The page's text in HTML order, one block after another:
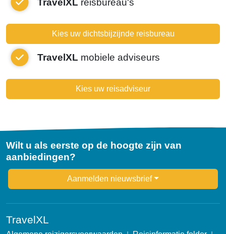
TravelXL reisbureau's
Kies uw dichtsbijzijnde reisbureau
TravelXL mobiele adviseurs
Kies uw reisadviseur
Wilt u als eerste op de hoogte zijn van
aanbiedingen?
Newsletter Aanmelden nieuwsbrief
TravelXL